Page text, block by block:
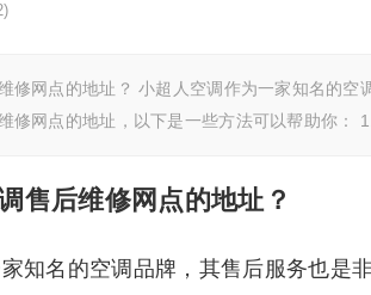
修网点的地址？ 小超人空调作为一家知名的空
修网点的地址，以下是一些方法可以帮助你：
售后维修网点的地址？
知名的空调品牌，其售后服务也是